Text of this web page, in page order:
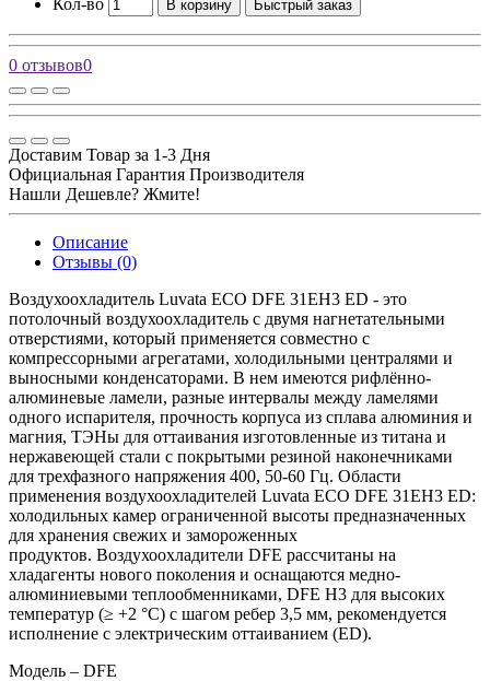
В корзину Быстрый заказ
0 отзывов0
Доставим Товар за 1-3 Дня
Официальная Гарантия Производителя
Нашли Дешевле? Жмите!
Описание
Отзывы (0)
Воздухоохладитель Luvata ECO DFE 31EH3 ED - это
потолочный воздухоохладитель с двумя нагнетательными
отверстиями, который применяется совместно с
компрессорными агрегатами, холодильными централями и
выносными конденсаторами. В нем имеются рифлённо-
алюминевые ламели, разные интервалы между ламелями
одного испарителя, прочность корпуса из сплава алюминия и
магния, ТЭНы для оттаивания изготовленные из титана и
нержавеющей стали с покрытыми резиной наконечниками
для трехфазного напряжения 400, 50-60 Гц. Области
применения воздухоохладителей Luvata ECO DFE 31EH3 ED:
холодильных камер ограниченной высоты предназначенных
для хранения свежих и замороженных
продуктов. Воздухоохладители DFE рассчитаны на
хладагенты нового поколения и оснащаются медно-
алюминиевыми теплообменниками, DFE H3 для высоких
температур (≥ +2 °C) с шагом ребер 3,5 мм, рекомендуется
исполнение с электрическим оттаиванием (ED).
Модель – DFE